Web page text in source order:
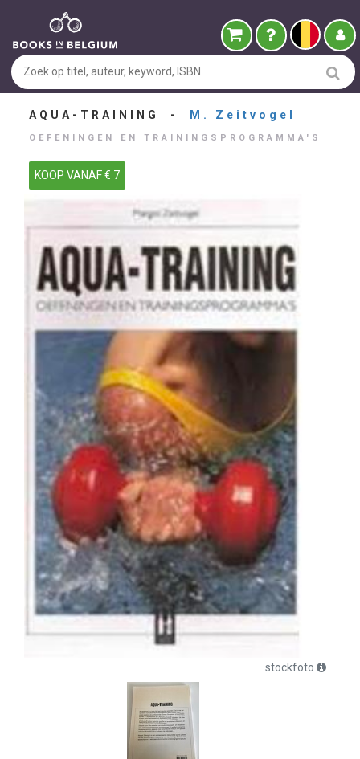
AQUA-TRAINING - M. Zeitvogel
OEFENINGEN EN TRAININGSPROGRAMMA'S
KOOP VANAF € 7
stockfoto